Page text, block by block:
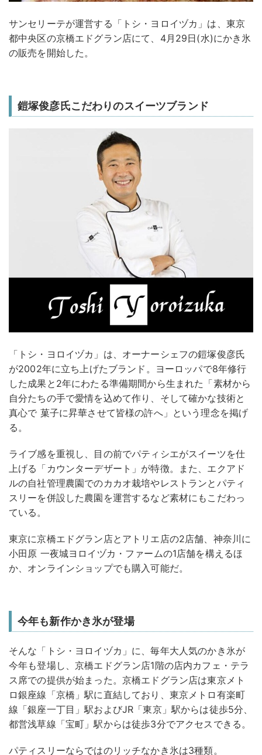
サンセリーテが運営する「トシ・ヨロイヅカ」は、東京
都中央区の京橋エドグラン店にて、4月29日(水)にかき氷
の販売を開始した。
鎧塚俊彦氏こだわりのスイーツブランド
「トシ・ヨロイヅカ」は、オーナーシェフの鎧塚俊彦氏
が2002年に立ち上げたブランド。ヨーロッパで8年修行
した成果と2年にわたる準備期間から生まれた「素材から
自分たちの手で愛情を込めて作り、そして確かな技術と
真心で 菓子に昇華させて皆様の許へ」という理念を掲げ
る。
ライブ感を重視し、目の前でパティシエがスイーツを仕
上げる「カウンターデザート」が特徴。また、エクアド
ルの自社管理農園でのカカオ栽培やレストランとパティ
スリーを併設した農園を運営するなど素材にもこだわっ
ている。
東京に京橋エドグラン店とアトリエ店の2店舗、神奈川に
小田原 一夜城ヨロイヅカ・ファームの1店舗を構えるほ
か、オンラインショップでも購入可能だ。
今年も新作かき氷が登場
そんな「トシ・ヨロイヅカ」に、毎年大人気のかき氷が
今年も登場し、京橋エドグラン店1階の店内カフェ・テラ
ス席での提供が始まった。京橋エドグラン店は東京メト
ロ銀座線「京橋」駅に直結しており、東京メトロ有楽町
線「銀座一丁目」駅およびJR「東京」駅からは徒歩5分、
都営浅草線「宝町」駅からは徒歩3分でアクセスできる。
パティスリーならではのリッチなかき氷は3種類。